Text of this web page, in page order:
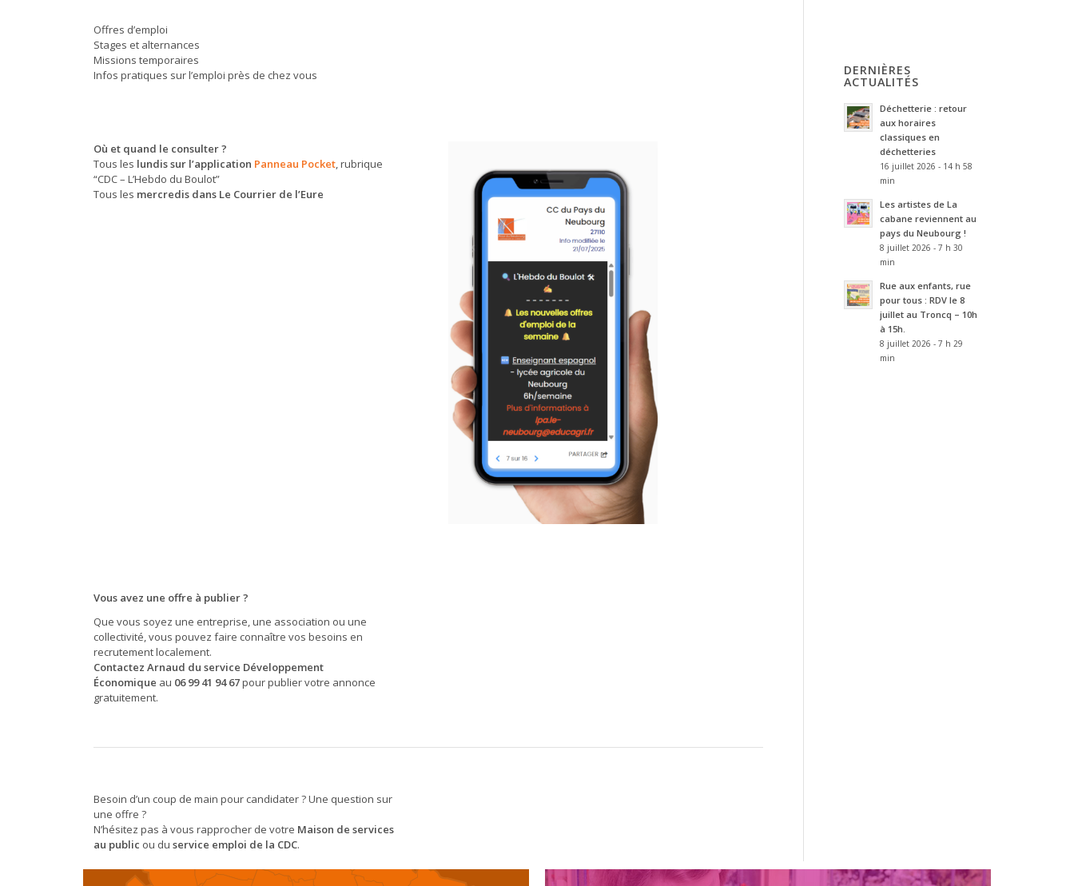
Offres d’emploi
Stages et alternances
Missions temporaires
Infos pratiques sur l’emploi près de chez vous
Où et quand le consulter ?
Tous les lundis sur l’application Panneau Pocket, rubrique
“CDC – L’Hebdo du Boulot”
Tous les mercredis dans Le Courrier de l’Eure
Vous avez une offre à publier ?
Que vous soyez une entreprise, une association ou une
collectivité, vous pouvez faire connaître vos besoins en
recrutement localement.
Contactez Arnaud du service Développement
Économique au 06 99 41 94 67pour publier votre annonce
gratuitement.
Besoin d’un coup de main pour candidater ? Une question sur
une offre ?
N’hésitez pas à vous rapprocher de votre Maison de services
au public ou duservice emploi de la CDC.
DERNIÈRES
ACTUALITÉS
Déchetterie : retour
aux horaires
classiques en
déchetteries
16 juillet 2026 - 14 h 58
min
Les artistes de La
cabane reviennent au
pays du Neubourg !
8 juillet 2026 - 7 h 30
min
Rue aux enfants, rue
pour tous : RDV le 8
juillet au Troncq – 10h
à 15h.
8 juillet 2026 - 7 h 29
min